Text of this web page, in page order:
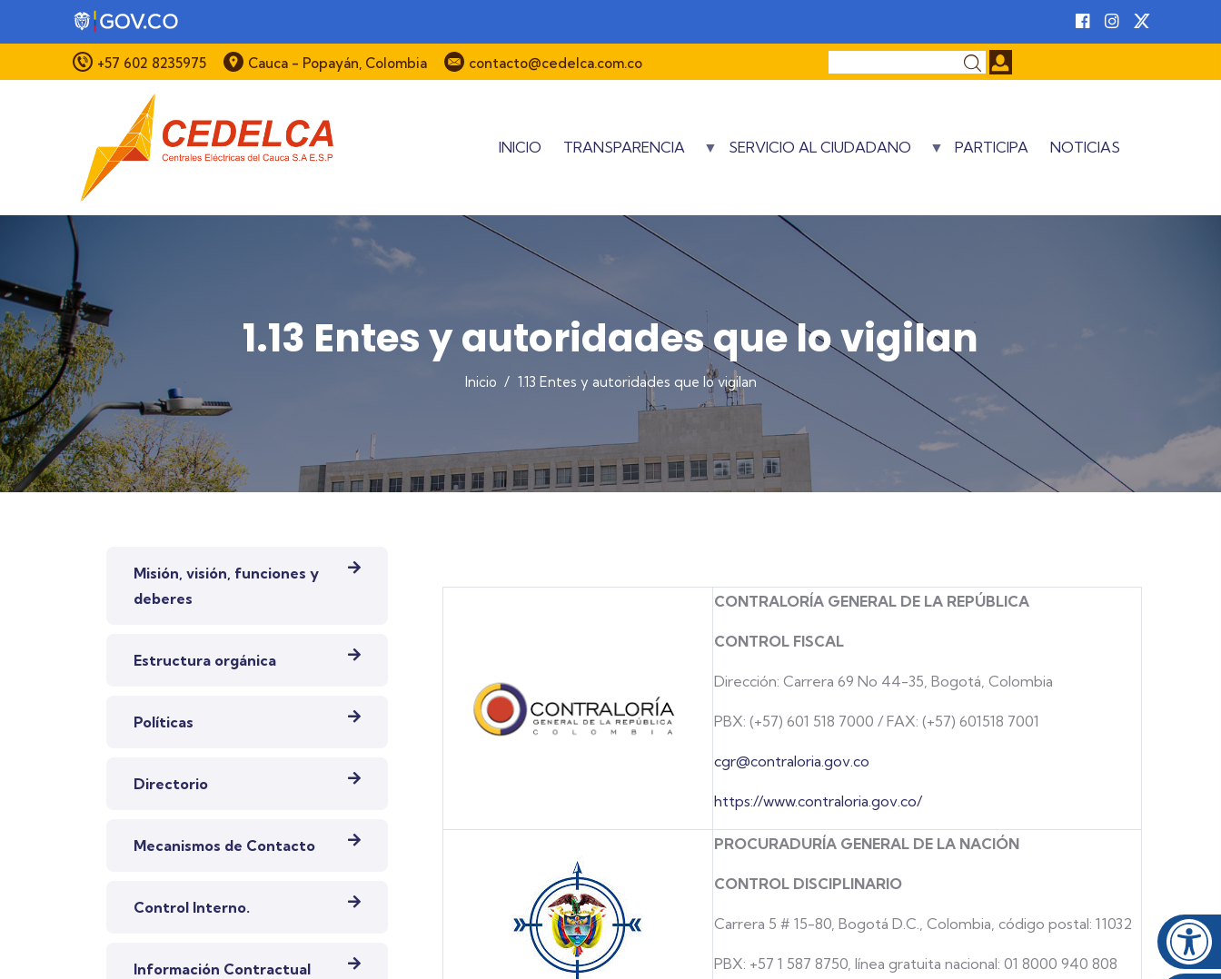
Pasar al contenido principal
+57 602 8235975 Cauca - Popayán, Colombia contacto@cedelca.com.co
INICIO TRANSPARENCIA SERVICIO AL CIUDADANO PARTICIPA NOTICIAS
1.13 Entes y autoridades que lo vigilan
Inicio / 1.13 Entes y autoridades que lo vigilan
CONTRALORÍA GENERAL DE LA REPÚBLICA
CONTROL FISCAL
Dirección: Carrera 69 No 44-35, Bogotá, Colombia
PBX: (+57) 601 518 7000 / FAX: (+57) 601518 7001
cgr@contraloria.gov.co
https://www.contraloria.gov.co/
PROCURADURÍA GENERAL DE LA NACIÓN
CONTROL DISCIPLINARIO
Carrera 5 # 15-80, Bogotá D.C., Colombia, código postal: 11032
PBX: +57 1 587 8750, línea gratuita nacional: 01 8000 940 808
Misión, visión, funciones y
deberes
Estructura orgánica
Políticas
Directorio
Mecanismos de Contacto
Control Interno.
Información Contractual